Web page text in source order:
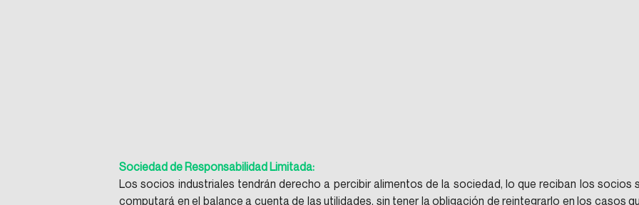
Sociedad de Responsabilidad Limitada:
Los socios industriales tendrán derecho a percibir alimentos de la sociedad, lo que reciban los socios
computará en el balance a cuenta de las utilidades, sin tener la obligación de reintegrarlo en los casos